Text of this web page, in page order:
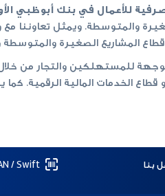
للأعمال في بنك أبوظبي
والمتوسطة. ويمثل تعاوننا
المشاريع الصغيرة والمتوسطة
الخدمات المالية الرقمية.
بنا / Swift